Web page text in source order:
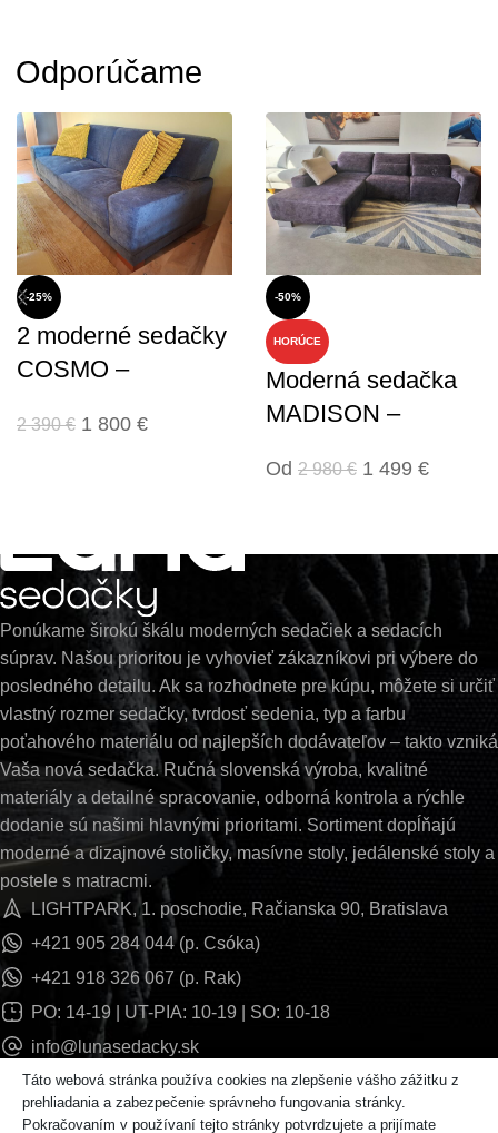
Odporúčame
-25%
2 moderné sedačky
COSMO –
2 390€ 1 800 €
-50%
HORÚCE
Moderná sedačka
MADISON –
Od 2 980€ 1 499 €
Ponúkame širokú škálu moderných sedačiek a sedacích
súprav. Našou prioritou je vyhovieť zákazníkovi pri výbere do
posledného detailu. Ak sa rozhodnete pre kúpu, môžete si určiť
vlastný rozmer sedačky, tvrdosť sedenia, typ a farbu
poťahového materiálu od najlepších dodávateľov – takto vzniká
Vaša nová sedačka. Ručná slovenská výroba, kvalitné
materiály a detailné spracovanie, odborná kontrola a rýchle
dodanie sú našimi hlavnými prioritami. Sortiment dopĺňajú
moderné a dizajnové stoličky, masívne stoly, jedálenské stoly a
postele s matracmi.
LIGHTPARK, 1. poschodie, Račianska 90, Bratislava
+421 905 284 044 (p. Csóka)
+421 918 326 067 (p. Rak)
PO: 14-19 | UT-PIA: 10-19 | SO: 10-18
info@lunasedacky.sk
INFORMÁCIE
Táto webová stránka používa cookies na zlepšenie vášho zážitku z
prehliadania a zabezpečenie správneho fungovania stránky.
Pokračovaním v používaní tejto stránky potvrdzujete a prijímate